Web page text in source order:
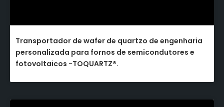
Transportador de wafer de quartzo de engenharia
personalizada para fornos de semicondutores e
fotovoltaicos -TOQUARTZ®.